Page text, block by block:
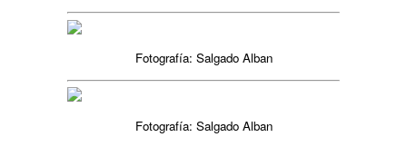
Fotografía: Salgado Alban
Fotografía: Salgado Alban